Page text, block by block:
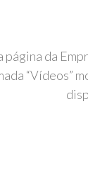
página da
“Vídeos”